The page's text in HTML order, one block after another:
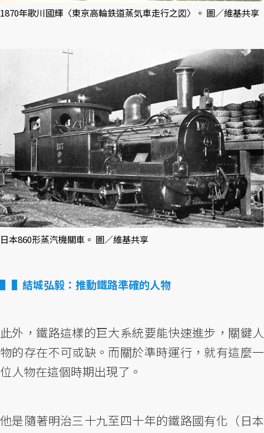
1870年歌川國輝〈東京高輪鉄道蒸気車走行之図〉。 圖／維基共享
日本860形蒸汽機關車。 圖／維基共享
▌結城弘毅：推動鐵路準確的人物
此外，鐵路這樣的巨大系統要能快速進步，關鍵人
物的存在不可或缺。而關於準時運行，就有這麼一
位人物在這個時期出現了。
他是隨著明治三十九至四十年的鐵路國有化（日本